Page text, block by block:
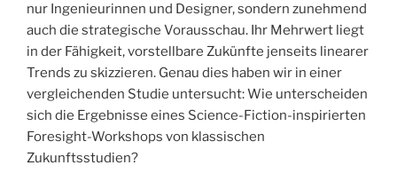
nur Ingenieurinnen und Designer, sondern zunehmend
auch die strategische Vorausschau. Ihr Mehrwert liegt
in der Fähigkeit, vorstellbare Zukünfte jenseits linearer
Trends zu skizzieren. Genau dies haben wir in einer
vergleichenden Studie untersucht: Wie unterscheiden
sich die Ergebnisse eines Science-Fiction-inspirierten
Foresight-Workshops von klassischen
Zukunftsstudien?